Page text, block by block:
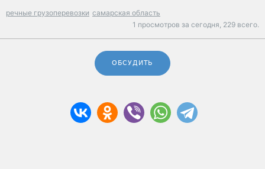
речные грузоперевозки самарская область
1 просмотров за сегодня, 229 всего.
ОБСУДИТЬ